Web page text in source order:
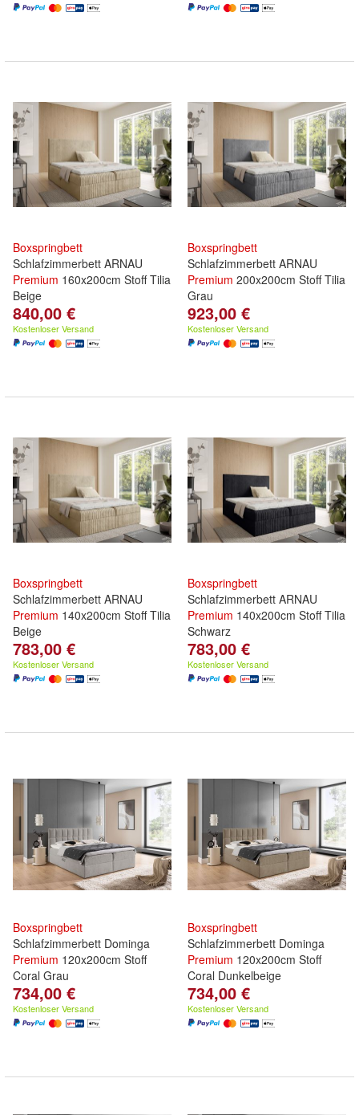
Boxspringbett
Schlafzimmerbett ARNAU
Premium 160x200cm Stoff Tilia
Beige
840,00 €
Kostenloser Versand
Boxspringbett
Schlafzimmerbett ARNAU
Premium 200x200cm Stoff Tilia
Grau
923,00 €
Kostenloser Versand
Boxspringbett
Schlafzimmerbett ARNAU
Premium 140x200cm Stoff Tilia
Beige
783,00 €
Kostenloser Versand
Boxspringbett
Schlafzimmerbett ARNAU
Premium 140x200cm Stoff Tilia
Schwarz
783,00 €
Kostenloser Versand
Boxspringbett
Schlafzimmerbett Dominga
Premium 120x200cm Stoff
Coral Grau
734,00 €
Kostenloser Versand
Boxspringbett
Schlafzimmerbett Dominga
Premium 120x200cm Stoff
Coral Dunkelbeige
734,00 €
Kostenloser Versand